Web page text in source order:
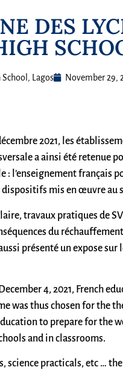
DES
Lagos November 29,
2021, les
a ainsi été retenue
l’enseignement français
mis en œuvre au
travaux pratiques de
du
présenté un expose
4, 2021, French
was thus chosen for the
to prepare for the
and in classrooms.
science practicals, etc …